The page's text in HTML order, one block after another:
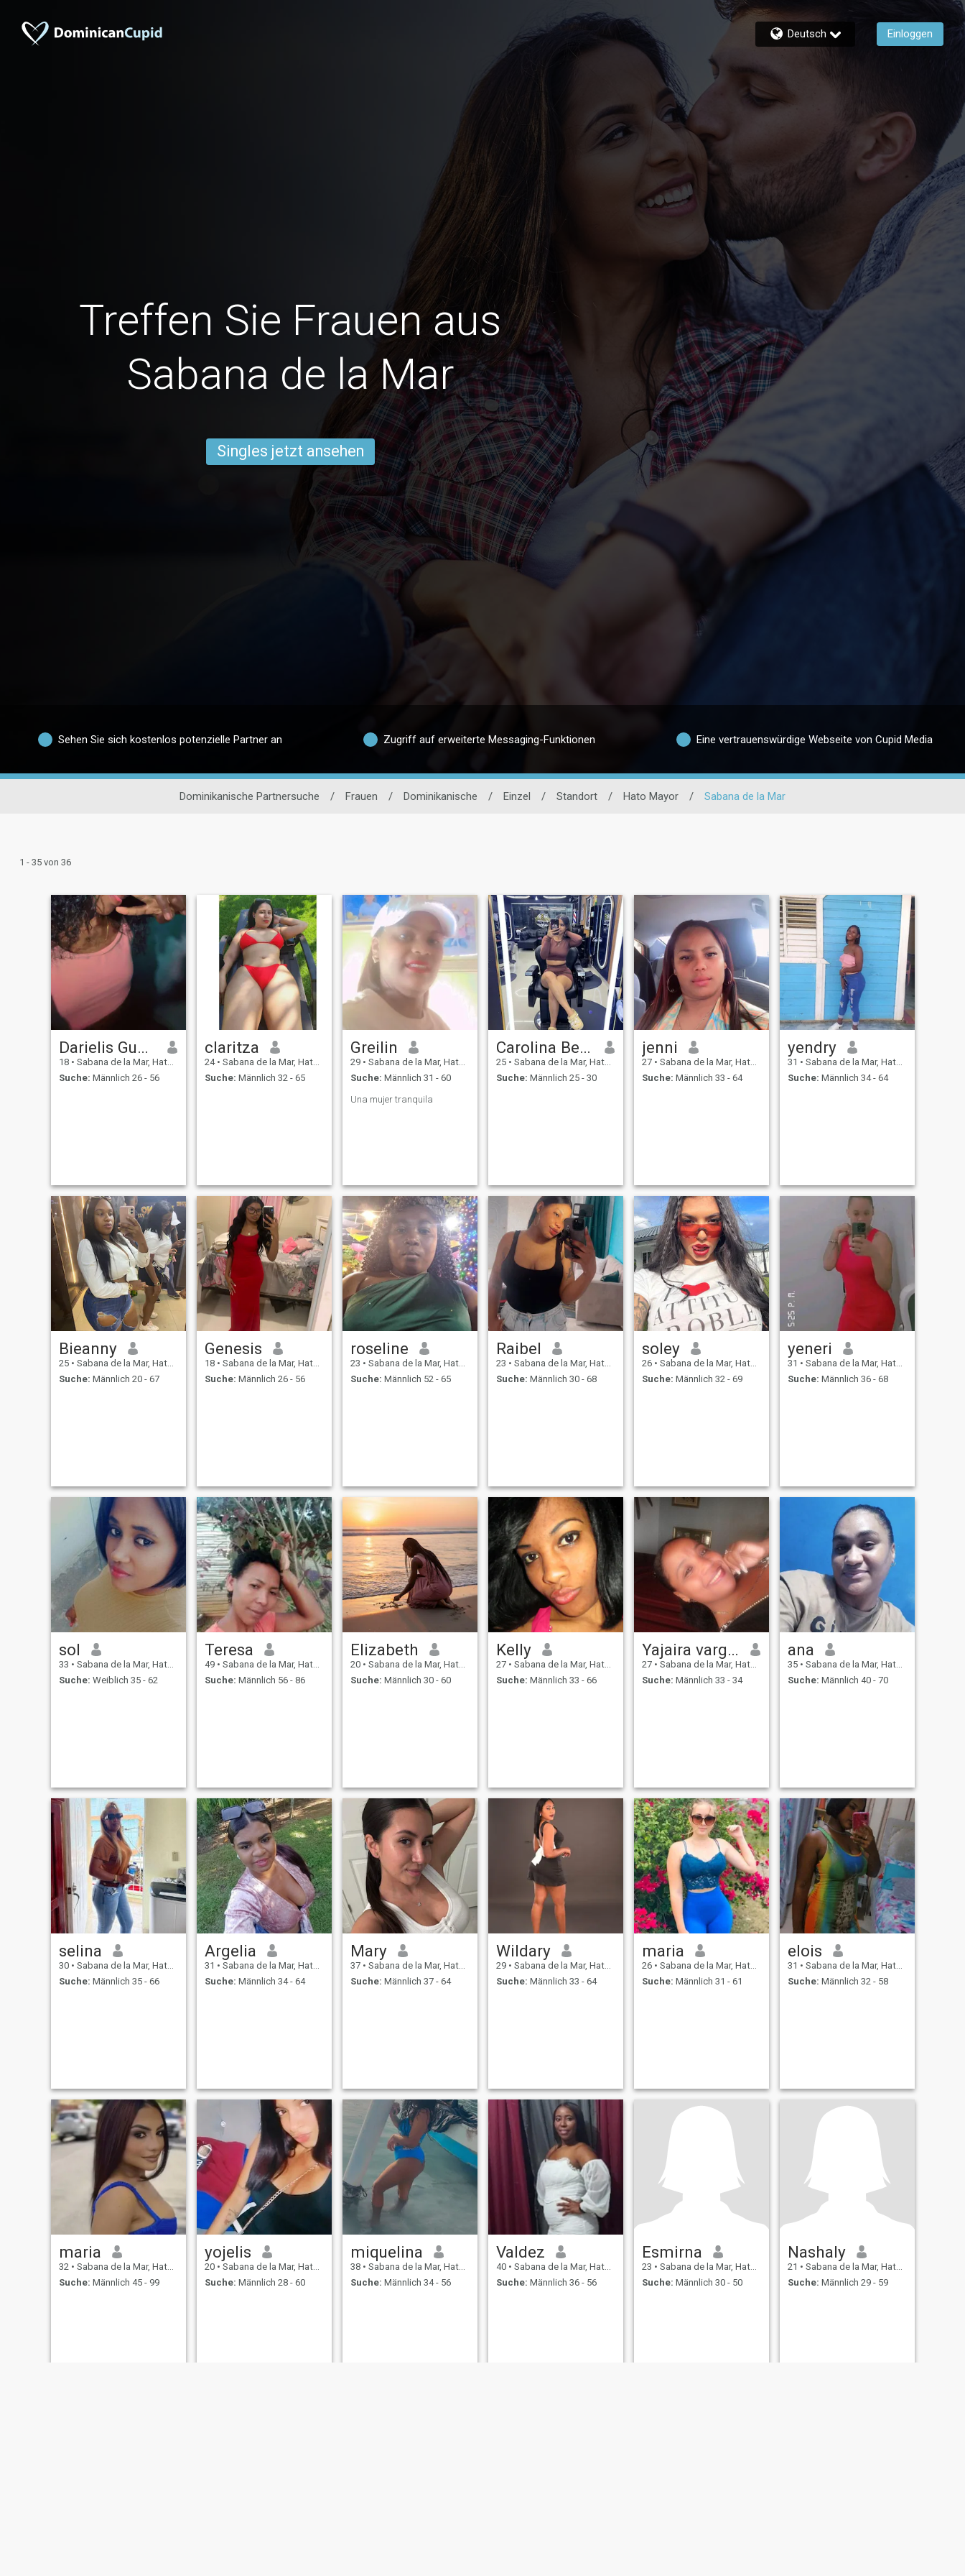
Deutsch Einloggen
Treffen Sie Frauen aus
Sabana de la Mar
Singles jetzt ansehen
Sehen Sie sich kostenlos potenzielle Partner an Zugriff auf erweiterte Messaging-Funktionen Eine vertrauenswürdige Webseite von Cupid Media
Dominikanische Partnersuche / Frauen / Dominikanische / Einzel / Standort / Hato Mayor / Sabana de la Mar
1 - 35 von 36
Darielis Guzmán
18 • Sabana de la Mar, Hato Mayor, Dom. Rep.
Suche: Männlich 26 - 56
claritza
24 • Sabana de la Mar, Hato Mayor, Dom. Rep.
Suche: Männlich 32 - 65
Greilin
29 • Sabana de la Mar, Hato Mayor, Dom. Rep.
Suche: Männlich 31 - 60
Una mujer tranquila
Carolina Berroa veras
25 • Sabana de la Mar, Hato Mayor, Dom. Rep.
Suche: Männlich 25 - 30
jenni
27 • Sabana de la Mar, Hato Mayor, Dom. Rep.
Suche: Männlich 33 - 64
yendry
31 • Sabana de la Mar, Hato Mayor, Dom. Rep.
Suche: Männlich 34 - 64
Bieanny
25 • Sabana de la Mar, Hato Mayor, Dom. Rep.
Suche: Männlich 20 - 67
Genesis
18 • Sabana de la Mar, Hato Mayor, Dom. Rep.
Suche: Männlich 26 - 56
roseline
23 • Sabana de la Mar, Hato Mayor, Dom. Rep.
Suche: Männlich 52 - 65
Raibel
23 • Sabana de la Mar, Hato Mayor, Dom. Rep.
Suche: Männlich 30 - 68
soley
26 • Sabana de la Mar, Hato Mayor, Dom. Rep.
Suche: Männlich 32 - 69
yeneri
31 • Sabana de la Mar, Hato Mayor, Dom. Rep.
Suche: Männlich 36 - 68
sol
33 • Sabana de la Mar, Hato Mayor, Dom. Rep.
Suche: Weiblich 35 - 62
Teresa
49 • Sabana de la Mar, Hato Mayor, Dom. Rep.
Suche: Männlich 56 - 86
Elizabeth
20 • Sabana de la Mar, Hato Mayor, Dom. Rep.
Suche: Männlich 30 - 60
Kelly
27 • Sabana de la Mar, Hato Mayor, Dom. Rep.
Suche: Männlich 33 - 66
Yajaira vargas
27 • Sabana de la Mar, Hato Mayor, Dom. Rep.
Suche: Männlich 33 - 34
ana
35 • Sabana de la Mar, Hato Mayor, Dom. Rep.
Suche: Männlich 40 - 70
selina
30 • Sabana de la Mar, Hato Mayor, Dom. Rep.
Suche: Männlich 35 - 66
Argelia
31 • Sabana de la Mar, Hato Mayor, Dom. Rep.
Suche: Männlich 34 - 64
Mary
37 • Sabana de la Mar, Hato Mayor, Dom. Rep.
Suche: Männlich 37 - 64
Wildary
29 • Sabana de la Mar, Hato Mayor, Dom. Rep.
Suche: Männlich 33 - 64
maria
26 • Sabana de la Mar, Hato Mayor, Dom. Rep.
Suche: Männlich 31 - 61
elois
31 • Sabana de la Mar, Hato Mayor, Dom. Rep.
Suche: Männlich 32 - 58
maria
32 • Sabana de la Mar, Hato Mayor, Dom. Rep.
Suche: Männlich 45 - 99
yojelis
20 • Sabana de la Mar, Hato Mayor, Dom. Rep.
Suche: Männlich 28 - 60
miquelina
38 • Sabana de la Mar, Hato Mayor, Dom. Rep.
Suche: Männlich 34 - 56
Valdez
40 • Sabana de la Mar, Hato Mayor, Dom. Rep.
Suche: Männlich 36 - 56
Esmirna
23 • Sabana de la Mar, Hato Mayor, Dom. Rep.
Suche: Männlich 30 - 50
Nashaly
21 • Sabana de la Mar, Hato Mayor, Dom. Rep.
Suche: Männlich 29 - 59